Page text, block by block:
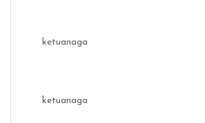
ketuanaga
ketuanaga